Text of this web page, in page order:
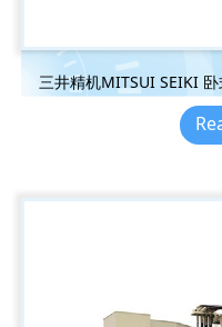
三井精机MITSUI SEIKI